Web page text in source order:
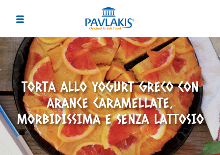
TORTA ALLO YOGURT GRECO CON
ARANCE CARAMELLATE,
MORBIDISSIMA E SENZA LATTOSIO